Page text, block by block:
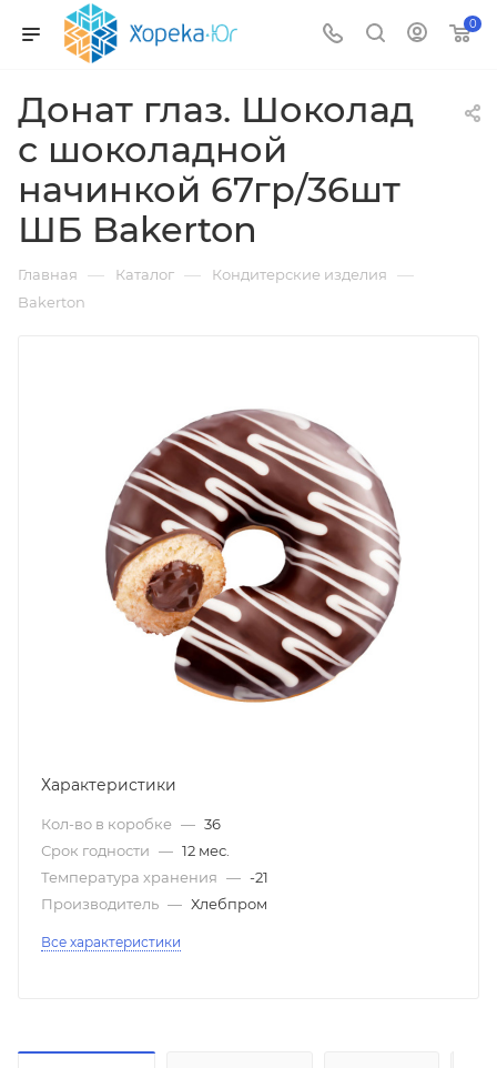
0
Донат глаз. Шоколад
с шоколадной
начинкой 67гр/36шт
ШБ Bakerton
Главная — Каталог — Кондитерские изделия —
Bakerton
Характеристики
Кол-во в коробке — 36
Срок годности — 12 мес.
Температура хранения — -21
Производитель — Хлебпром
Все характеристики